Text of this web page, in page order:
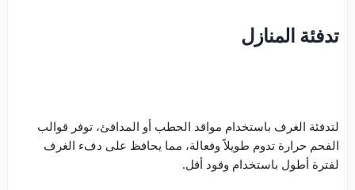
تدفئة المنازل
لتدفئة الغرف باستخدام مواقد الحطب أو المدافئ، توفر قوالب
الفحم حرارة تدوم طويلاً وفعالة، مما يحافظ على دفء الغرف
لفترة أطول باستخدام وقود أقل.